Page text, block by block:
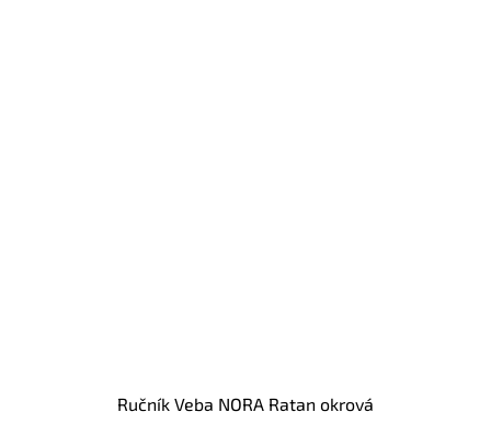
Ručník Veba NORA Ratan okrová